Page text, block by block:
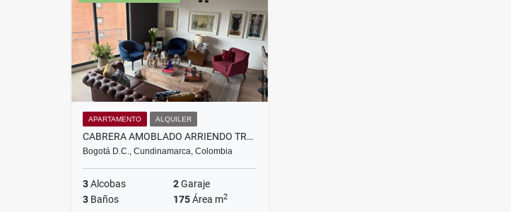
APARTAMENTO ALQUILER
CABRERA AMOBLADO ARRIENDO TRES ALCOBAS
Bogotá D.C., Cundinamarca, Colombia
3Alcobas 2Garaje
3 Baños 175Área m2